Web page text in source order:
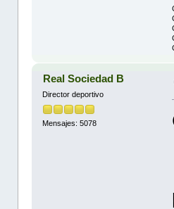
Real Sociedad B
Director deportivo
Mensajes: 5078